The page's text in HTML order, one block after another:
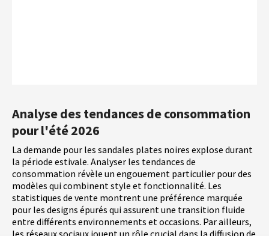
Analyse des tendances de consommation
pour l'été 2026
La demande pour les sandales plates noires explose durant
la période estivale. Analyser les tendances de
consommation révèle un engouement particulier pour des
modèles qui combinent style et fonctionnalité. Les
statistiques de vente montrent une préférence marquée
pour les designs épurés qui assurent une transition fluide
entre différents environnements et occasions. Par ailleurs,